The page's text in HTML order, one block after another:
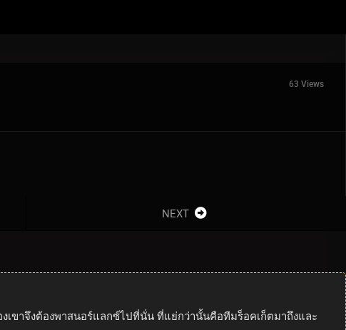
63 Views
NEXT
เขาจึงต้องพาสนอร์แลกซ์ไปที่นั่น ที่แย่กว่านั้นคือทีมร็อคเก็ตมาถึงและ